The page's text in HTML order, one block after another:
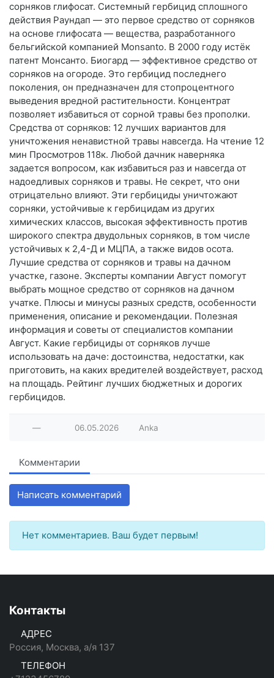
сорняков глифосат. Системный гербицид сплошного
действия Раундап — это первое средство от сорняков
на основе глифосата — вещества, разработанного
бельгийской компанией Monsanto. В 2000 году истёк
патент Монсанто. Биогард — эффективное средство от
сорняков на огороде. Это гербицид последнего
поколения, он предназначен для стопроцентного
выведения вредной растительности. Концентрат
позволяет избавиться от сорной травы без прополки.
Средства от сорняков: 12 лучших вариантов для
уничтожения ненавистной травы навсегда. На чтение 12
мин Просмотров 118к. Любой дачник наверняка
задается вопросом, как избавиться раз и навсегда от
надоедливых сорняков и травы. Не секрет, что они
отрицательно влияют. Эти гербициды уничтожают
сорняки, устойчивые к гербицидам из других
химических классов, высокая эффективность против
широкого спектра двудольных сорняков, в том числе
устойчивых к 2,4-Д и МЦПА, а также видов осота.
Лучшие средства от сорняков и травы на дачном
участке, газоне. Эксперты компании Август помогут
выбрать мощное средство от сорняков на дачном
учатке. Плюсы и минусы разных средств, особенности
применения, описание и рекомендации. Полезная
информация и советы от специалистов компании
Август. Какие гербициды от сорняков лучше
использовать на даче: достоинства, недостатки, как
приготовить, на каких вредителей воздействует, расход
на площадь. Рейтинг лучших бюджетных и дорогих
гербицидов.
— 06.05.2026 Anka
Комментарии
Написать комментарий
Нет комментариев. Ваш будет первым!
Контакты
АДРЕС
Россия, Москва, а/я 137
ТЕЛЕФОН